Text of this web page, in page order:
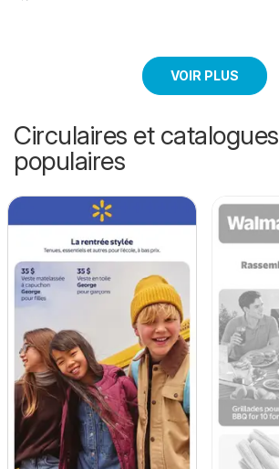
VOIR PLUS
Circulaires et catalogues
populaires